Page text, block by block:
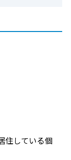
住している個